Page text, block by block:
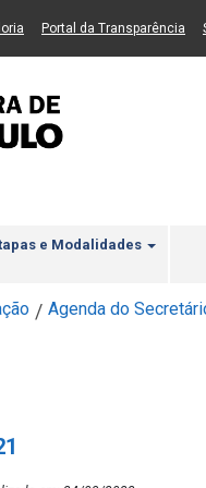
2 Ir para busca
um novo sítio)
(Link para um novo sítio)
Portal da Transparência
e Modalidades
/ Agenda do